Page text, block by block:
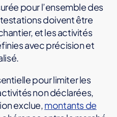
pour l’ensemble des
doivent être
et les activités
avec précision et
pour limiter les
non déclarées,
exclue,montants de